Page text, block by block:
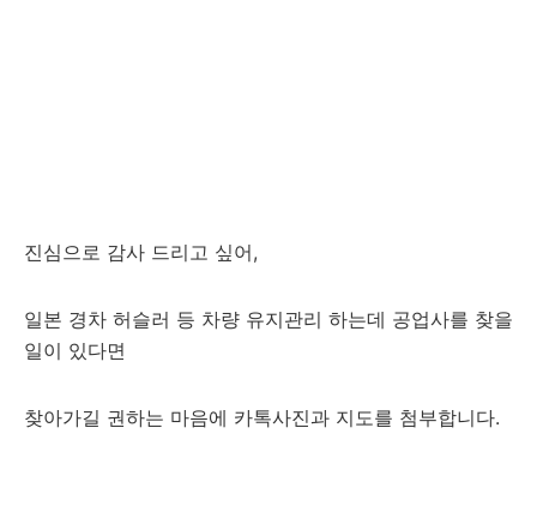
진심으로 감사 드리고 싶어,
일본 경차 허슬러 등 차량 유지관리 하는데 공업사를 찾을
일이 있다면
찾아가길 권하는 마음에 카톡사진과 지도를 첨부합니다.